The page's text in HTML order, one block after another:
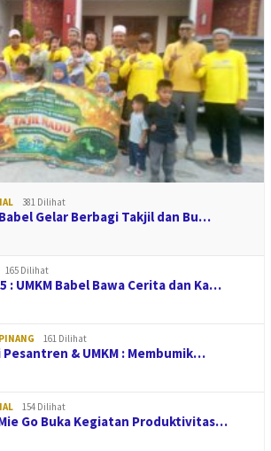
381 Dilihat
Gelar Berbagi Takjil dan Bu…
165 Dilihat
: UMKM Babel Bawa Cerita dan Ka…
161 Dilihat
& UMKM : Membumik…
154 Dilihat
Go Buka Kegiatan Produktivitas…